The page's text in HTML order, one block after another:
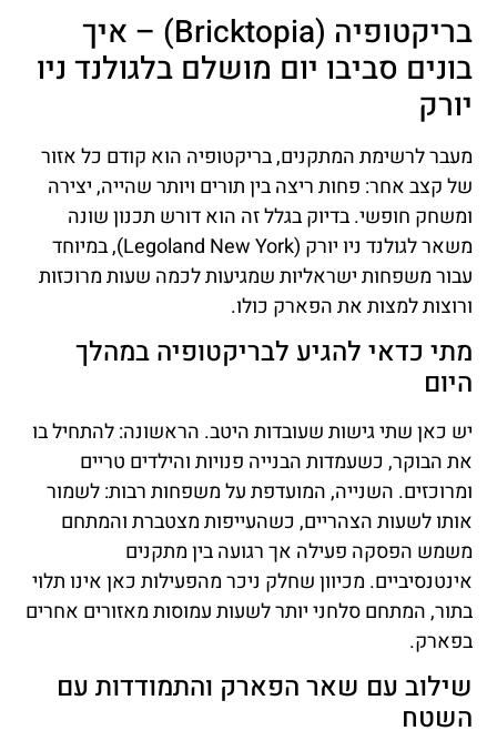
בריקטופיה (Bricktopia) – איך
בונים סביבו יום מושלם בלגולנד ניו
יורק
מעבר לרשימת המתקנים, בריקטופיה הוא קודם כל אזור
של קצב אחר: פחות ריצה בין תורים ויותר שהייה, יצירה
ומשחק חופשי. בדיוק בגלל זה הוא דורש תכנון שונה
משאר לגולנד ניו יורק (Legoland New York), במיוחד
עבור משפחות ישראליות שמגיעות לכמה שעות מרוכזות
ורוצות למצות את הפארק כולו.
מתי כדאי להגיע לבריקטופיה במהלך
היום
יש כאן שתי גישות שעובדות היטב. הראשונה: להתחיל בו
את הבוקר, כשעמדות הבנייה פנויות והילדים טריים
ומרוכזים. השנייה, המועדפת על משפחות רבות: לשמור
אותו לשעות הצהריים, כשהעייפות מצטברת והמתחם
משמש הפסקה פעילה אך רגועה בין מתקנים
אינטנסיביים. מכיוון שחלק ניכר מהפעילות כאן אינו תלוי
בתור, המתחם סלחני יותר לשעות עמוסות מאזורים אחרים
בפארק.
שילוב עם שאר הפארק והתמודדות עם
השטח